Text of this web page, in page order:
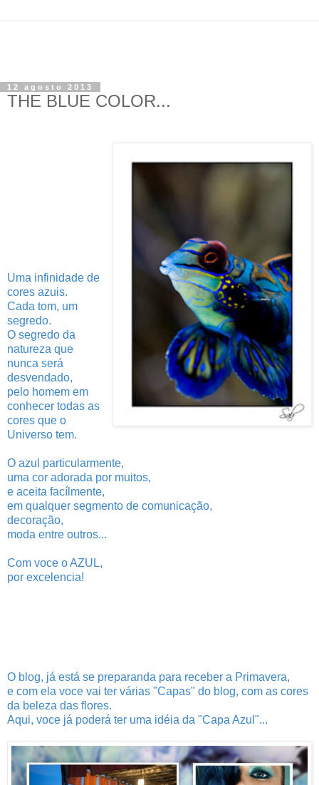
12 agosto 2013
THE BLUE COLOR...
Uma infinidade de
cores azuis.
Cada tom, um
segredo.
O segredo da
natureza que
nunca será
desvendado,
pelo homem em
conhecer todas as
cores que o
Universo tem.
O azul particularmente,
uma cor adorada por muitos,
e aceita facílmente,
em qualquer segmento de comunicação,
decoração,
moda entre outros...
Com voce o AZUL,
por excelencia!
O blog, já está se preparanda para receber a Primavera,
e com ela voce vai ter várias "Capas" do blog, com as cores
da beleza das flores.
Aqui, voce já poderá ter uma idéia da "Capa Azul"...